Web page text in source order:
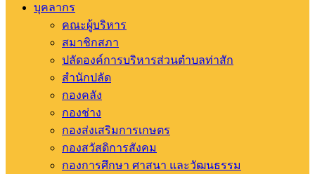
บุคลากร
คณะผู้บริหาร
สมาชิกสภา
ปลัดองค์การบริหารส่วนตำบลท่าสัก
สำนักปลัด
กองคลัง
กองช่าง
กองส่งเสริมการเกษตร
กองสวัสดิการสังคม
กองการศึกษา ศาสนา และวัฒนธรรม